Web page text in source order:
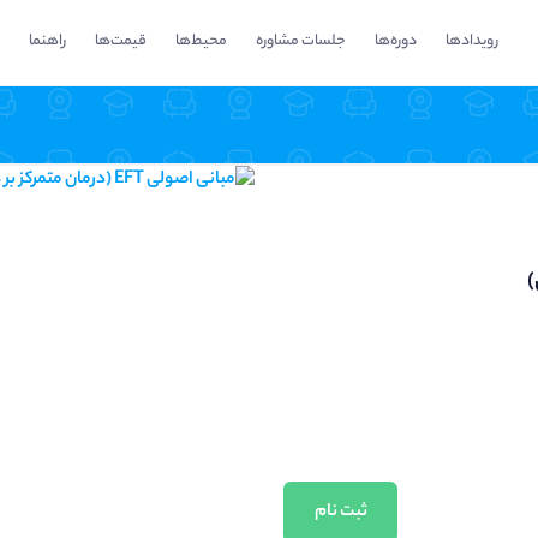
رویدادها دوره‌ها جلسات مشاوره محیط‌ها قیمت‌ها راهنما
ثبت نام